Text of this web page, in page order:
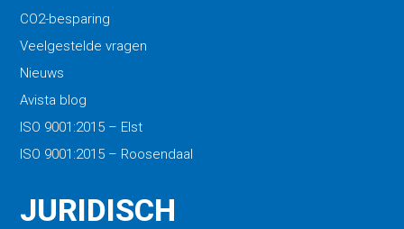
CO2-besparing
Veelgestelde vragen
Nieuws
Avista blog
ISO 9001:2015 – Elst
ISO 9001:2015 – Roosendaal
JURIDISCH